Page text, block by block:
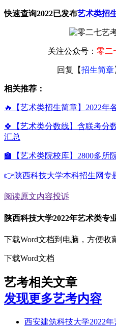
快速查询2022已发布艺术类招
关注公众号： 零二
回复【招生简章
相关推荐：
🔥【艺术类招生简章】2022年
🍀【艺术类分数线】含联考分
汇总
🏫【艺术类院校库】2800多所
👉陕西科技大学本科招生网专
阅读原文内容投诉
陕西科技大学2022年艺术类专
下载Word文档到电脑，方便收
下载Word文档
艺考相关文章
发现更多艺考内容
西安建筑科技大学2022